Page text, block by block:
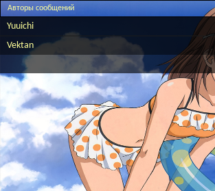
Авторы сообщений
Yuuichi
Vektan